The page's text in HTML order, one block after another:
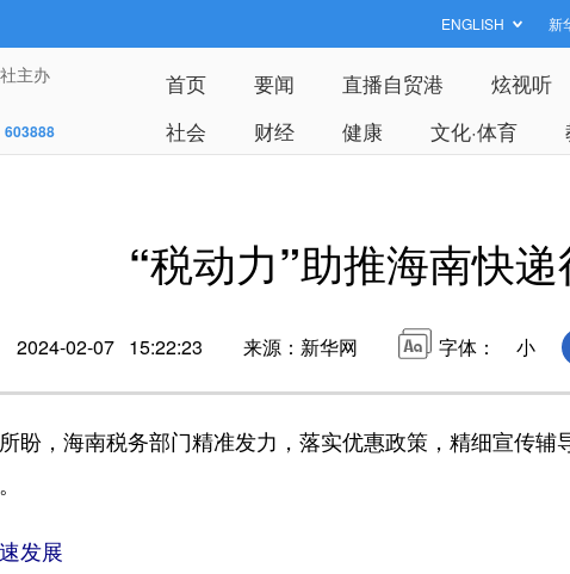
ENGLISH 新
主办
603888
首页 要闻 直播自贸港 炫视听
社会
财经 健康 文化·体育
“税动力”助推海南快
2024-02-07 15:22:23 来源：新华网 字体： 小
，海南税务部门精准发力，落实优惠政策，精细宣传辅
发展